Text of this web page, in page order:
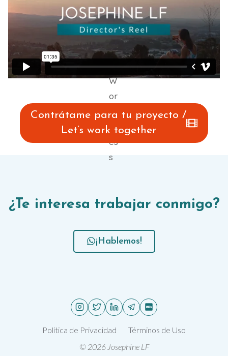
Contrátame para tu proyecto /
Let’s work together
¿Te interesa trabajar conmigo?
¡Hablemos!
Política de Privacidad
Términos de Uso
© 2026 Josephine LF